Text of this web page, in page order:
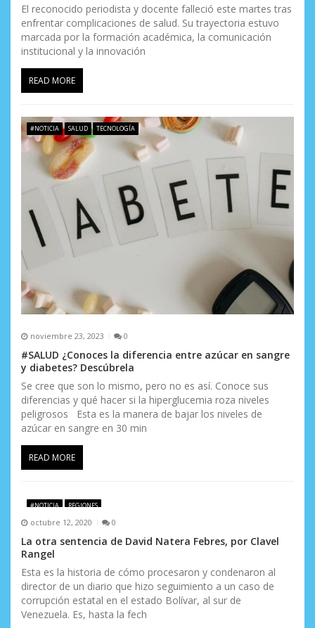
El reconocido periodista y docente falleció este martes tras
enfrentar complicaciones de salud. Su trayectoria estuvo
marcada por la formación académica, la comunicación
institucional y la innovación
READ MORE
#NOTICIA SALUD TECNOLOGÍA
noviembre 23, 2023 0
#SALUD ¿Conoces la diferencia entre azúcar en sangre
y diabetes? Descúbrela
Se cree que son lo mismo, pero no es así. Conoce sus
diferencias y qué hacer si la hiperglucemia roza niveles
peligrosos Esta es la manera de bajar los niveles de
azúcar en sangre en 30 min
READ MORE
#NOTICIA REGIONES
octubre 12, 2020 0
La otra sentencia de David Natera Febres, por Clavel
Rangel
Esta es la historia de cómo procesaron y condenaron al
director de un diario que hizo seguimiento a un caso de
corrupción estatal en el estado Bolívar, al sur de
Venezuela. Es, hasta la fech